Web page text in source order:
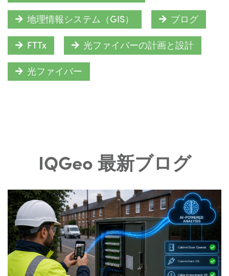
地理情報システム（GIS） ブログ
FTTx 光ファイバーの計画と設計
光ファイバー
IQGeo 最新ブログ